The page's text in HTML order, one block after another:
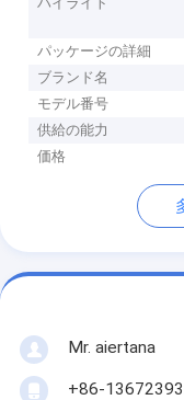
パッケージの詳細
ブランド名
モデル番号
供給の能力
価格
Mr. aiertana
+86-